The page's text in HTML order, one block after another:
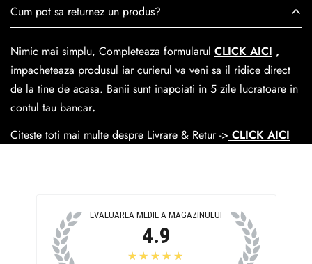
trecerea timpului.
medie livrarea dureaza 1-2 zilelucratoare prin
Easybox-ul Emag.
Cosul de livrareeste 15 lei pentru o comanda mai mica de
390 lei si Gratuit pentru o comanda de peste 390 lei.
Cum pot sa returnez un produs?
Nimic mai simplu, Completeaza formularul CLICK AICI ,
impacheteaza produsul iar curierul va veni sa il ridice direct
de la tine de acasa. Banii sunt inapoiati in 5 zile lucratoare in
contul tau bancar.
Citeste toti mai multe despre Livrare & Retur -> CLICK AICI
EVALUAREA MEDIE A MAGAZINULUI
4.9
★★★★★